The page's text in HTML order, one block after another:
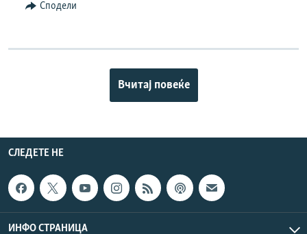
Сподели
Вчитај повеќе
СЛЕДЕТЕ НЕ
ИНФО СТРАНИЦА